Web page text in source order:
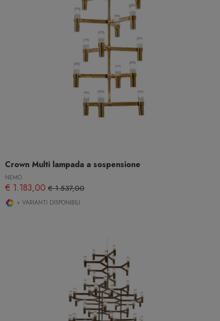
Crown Multi lampada a sospensione
NEMO
€ 1.183,00 € 1.537,00
+ VARIANTI DISPONIBILI